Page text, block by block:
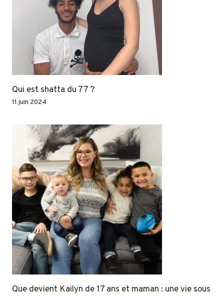
Qui est shatta du 77 ?
11 juin 2024
Que devient Kailyn de 17 ans et maman : une vie sous